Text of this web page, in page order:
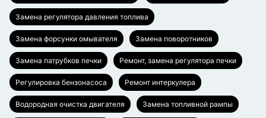
Замена регулятора давления топлива
Замена форсунки омывателя Замена поворотников
Замена патрубков печки Ремонт, замена регулятора печки
Регулировка бензонасоса Ремонт интеркулера
Водородная очистка двигателя Замена топливной рампы